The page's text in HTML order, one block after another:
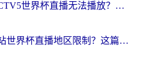
在海外看CCTV5世界杯直播无法播放？这篇指南让你和国内球迷同步呐喊
在韩国看B站世界杯直播地区限制？这篇指南让你告别“当前地区不可播放”